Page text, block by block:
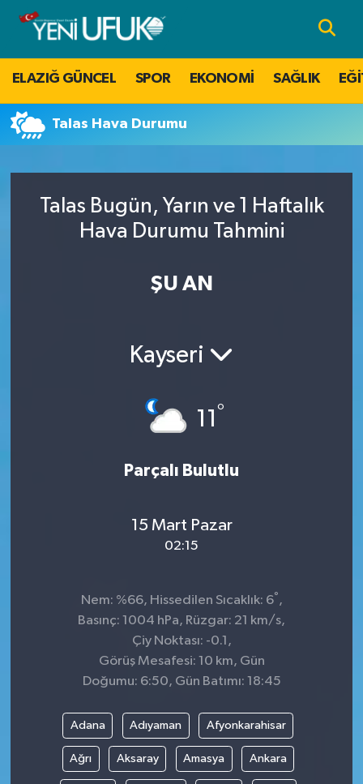
ELAZIĞ GÜNCEL SPOR EKONOMİ SAĞLIK
Talas Hava Durumu
Talas Bugün, Yarın ve 1 Haftalık
Hava Durumu Tahmini
ŞU AN
Kayseri
11 °
Parçalı Bulutlu
15 Mart Pazar
02:15
Nem: %66, Hissedilen Sıcaklık: 6° ,
Basınç: 1004 hPa, Rüzgar: 21 km/s,
Çiy Noktası: -0.1,
Görüş Mesafesi: 10 km, Gün
Doğumu: 6:50, Gün Batımı: 18:45
Adana Adıyaman Afyonkarahisar
Ağrı Aksaray Amasya Ankara
Nöbetçi Eczaneler
Hava Durumu
Namaz Vakitleri
Süper Lig Puan Durumu ve Fikstür